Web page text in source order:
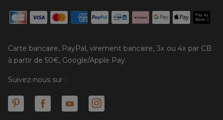
Carte bancaire, PayPal, virement bancaire, 3x ou 4x par CB
à partir de 50€, Google/Apple Pay.
Suivez-nous sur :